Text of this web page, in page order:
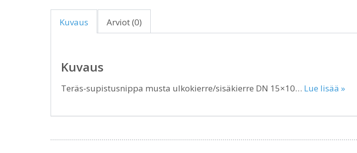
Kuvaus Arviot (0)
Kuvaus
Teräs-supistusnippa musta ulkokierre/sisäkierre DN 15×10… Lue lisää »